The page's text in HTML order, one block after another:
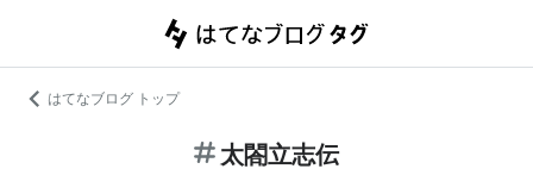
はてなブログ トップ
太閤立志伝